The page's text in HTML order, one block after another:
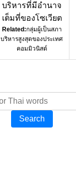
บริหารที่มีอำนาจ
เต็มที่ของโซเวียต
Related:กลุ่มผู้เป็นสภา
บริหารสูงสุดของประเทศ
คอมมิวนิสต์
Search